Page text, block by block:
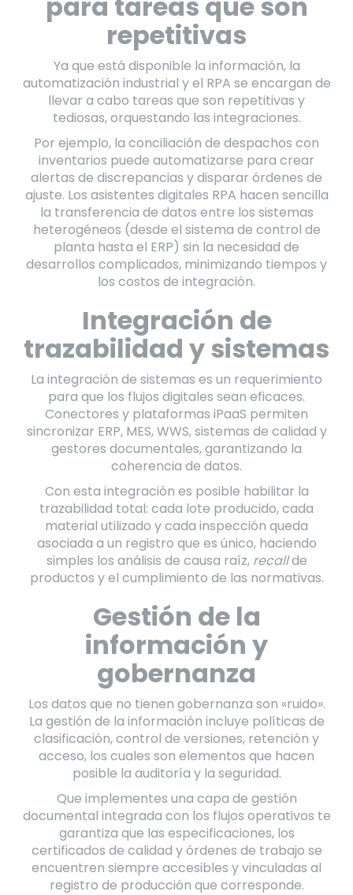
repetitivas
Ya que está disponible la información, la
automatización industrial y el RPA se encargan de
llevar a cabo tareas que son repetitivas y
tediosas, orquestando las integraciones.
Por ejemplo, la conciliación de despachos con
inventarios puede automatizarse para crear
alertas de discrepancias y disparar órdenes de
ajuste. Los asistentes digitales RPA hacen sencilla
la transferencia de datos entre los sistemas
heterogéneos (desde el sistema de control de
planta hasta el ERP) sin la necesidad de
desarrollos complicados, minimizando tiempos y
los costos de integración.
Integración de
trazabilidad y sistemas
La integración de sistemas es un requerimiento
para que los flujos digitales sean eficaces.
Conectores y plataformas iPaaS permiten
sincronizar ERP, MES, WWS, sistemas de calidad y
gestores documentales, garantizando la
coherencia de datos.
Con esta integración es posible habilitar la
trazabilidad total: cada lote producido, cada
material utilizado y cada inspección queda
asociada a un registro que es único, haciendo
simples los análisis de causa raíz, recallde
productos y el cumplimiento de las normativas.
Gestión de la
información y
gobernanza
Los datos que no tienen gobernanza son «ruido».
La gestión de la información incluye políticas de
clasificación, control de versiones, retención y
acceso, los cuales son elementos que hacen
posible la auditoría y la seguridad.
Que implementes una capa de gestión
documental integrada con los flujos operativos te
garantiza que las especificaciones, los
certificados de calidad y órdenes de trabajo se
encuentren siempre accesibles y vinculadas al
registro de producción que corresponde.